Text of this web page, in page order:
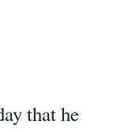
that he